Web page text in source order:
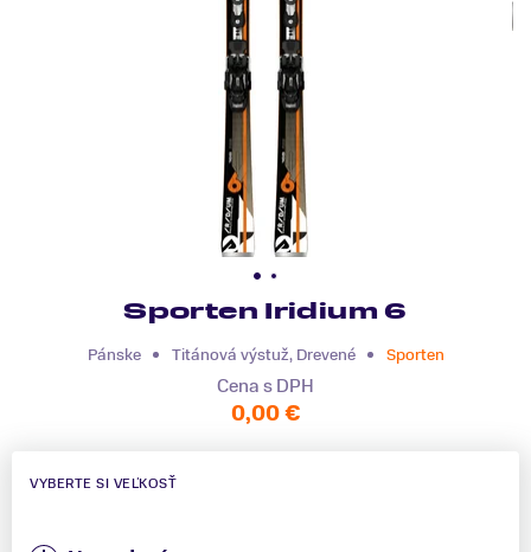
Sporten Iridium 6
Pánske Titánová výstuž, Drevené Sporten
Cena s DPH
0,00 €
VYBERTE SI VEĽKOSŤ